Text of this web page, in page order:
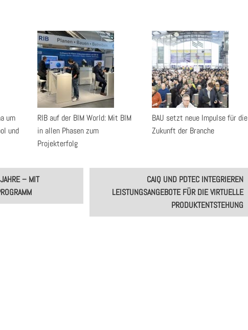
um
und
RIB auf der BIM World: Mit BIM
in allen Phasen zum
Projekterfolg
BAU setzt neue Impulse für die
Zukunft der Branche
– MIT
CAIQ UND PDTEC INTEGRIEREN
LEISTUNGSANGEBOTE FÜR DIE VIRTUELLE
PRODUKTENTSTEHUNG